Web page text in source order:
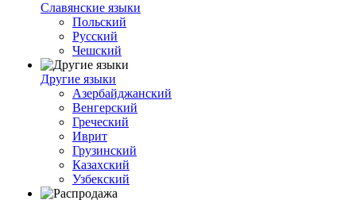
Славянские языки
Польский
Русский
Чешский
Другие языки
Азербайджанский
Венгерский
Греческий
Иврит
Грузинский
Казахский
Узбекский